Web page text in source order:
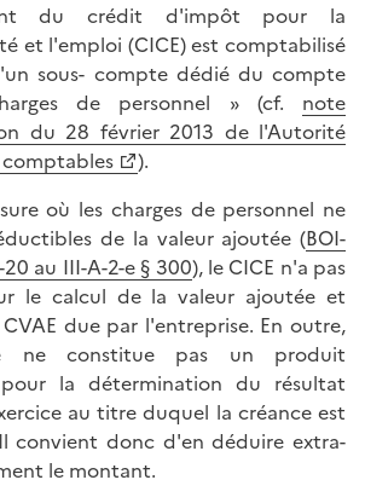
du crédit d'impôt pour la
et l'emploi (CICE) est comptabilisé
sous- compte dédié du compte
de personnel » (cf. note
du 28 février 2013 de l'Autorité
).
où les charges de personnel ne
de la valeur ajoutée (BOI-
20 au III-A-2-e § 300), le CICE n'a pas
le calcul de la valeur ajoutée et
due par l'entreprise. En outre,
ne constitue pas un produit
la détermination du résultat
au titre duquel la créance est
convient donc d'en déduire extra-
le montant.